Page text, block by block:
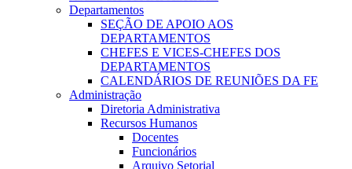
Departamentos
SEÇÃO DE APOIO AOS
DEPARTAMENTOS
CHEFES E VICES-CHEFES DOS
DEPARTAMENTOS
CALENDÁRIOS DE REUNIÕES DA FE
Administração
Diretoria Administrativa
Recursos Humanos
Docentes
Funcionários
Arquivo Setorial